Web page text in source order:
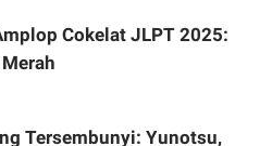
Cokelat JLPT 2025:
Tersembunyi: Yunotsu,